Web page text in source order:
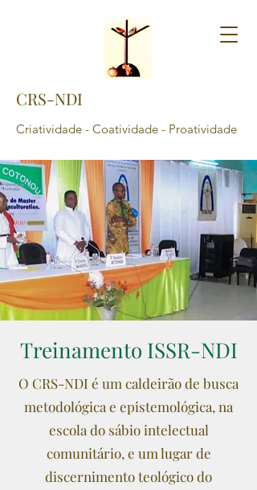
CRS-NDI
Criatividade - Coatividade - Proatividade
Treinamento ISSR-NDI
O CRS-NDI é um caldeirão de busca
metodológica e epistemológica, na
escola do sábio intelectual
comunitário, e um lugar de
discernimento teológico do